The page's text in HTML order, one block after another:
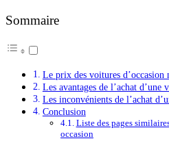
Sommaire
Le prix des voitures d’occasion
Les avantages de l’achat
Les inconvénients de l’achat
Conclusion
Liste des pages
occasion